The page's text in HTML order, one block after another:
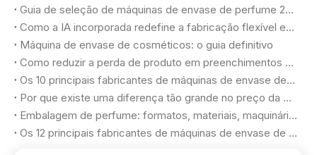
Guia de seleção de máquinas de envase de perfume 2026: alcançando qualidade luxuosa e rendimento máximo
Como a IA incorporada redefine a fabricação flexível em fábricas de cosméticos
Máquina de envase de cosméticos: o guia definitivo
Como reduzir a perda de produto em preenchimentos cosméticos
Os 10 principais fabricantes de máquinas de envase de perfume na Turquia
Por que existe uma diferença tão grande no preço da máquina de envase de perfume?
Embalagem de perfume: formatos, materiais, maquinários e critérios de seleção
Os 12 principais fabricantes de máquinas de envase de cosméticos em 2026